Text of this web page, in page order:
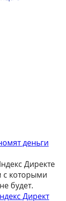
деньги
Директе
с которыми
будет.